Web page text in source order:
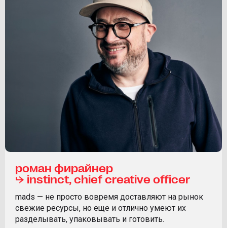
роман фирайнер
⮡ instinct, chief creative officer
mads — не просто вовремя доставляют на рынок
свежие ресурсы, но еще и отлично умеют их
разделывать, упаковывать и готовить.